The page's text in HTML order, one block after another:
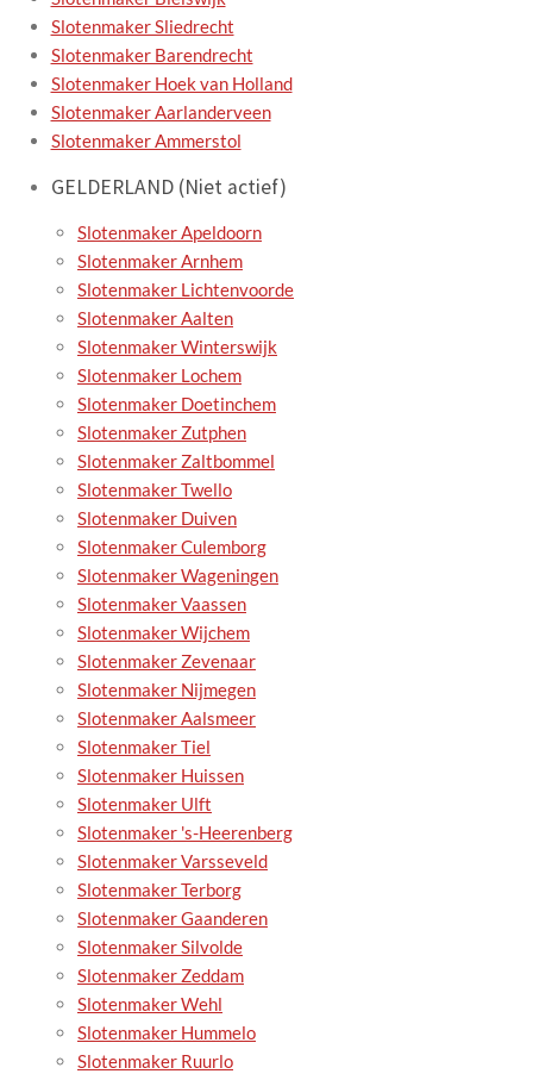
Slotenmaker Sliedrecht
Slotenmaker Barendrecht
Slotenmaker Hoek van Holland
Slotenmaker Aarlanderveen
Slotenmaker Ammerstol
GELDERLAND (Niet actief)
Slotenmaker Apeldoorn
Slotenmaker Arnhem
Slotenmaker Lichtenvoorde
Slotenmaker Aalten
Slotenmaker Winterswijk
Slotenmaker Lochem
Slotenmaker Doetinchem
Slotenmaker Zutphen
Slotenmaker Zaltbommel
Slotenmaker Twello
Slotenmaker Duiven
Slotenmaker Culemborg
Slotenmaker Wageningen
Slotenmaker Vaassen
Slotenmaker Wijchem
Slotenmaker Zevenaar
Slotenmaker Nijmegen
Slotenmaker Aalsmeer
Slotenmaker Tiel
Slotenmaker Huissen
Slotenmaker Ulft
Slotenmaker 's-Heerenberg
Slotenmaker Varsseveld
Slotenmaker Terborg
Slotenmaker Gaanderen
Slotenmaker Silvolde
Slotenmaker Zeddam
Slotenmaker Wehl
Slotenmaker Hummelo
Slotenmaker Ruurlo